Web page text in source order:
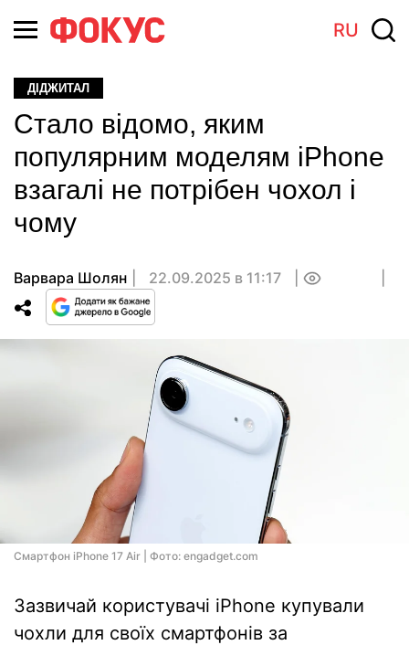
RU
ДІДЖИТАЛ
Стало відомо, яким
популярним моделям iPhone
взагалі не потрібен чохол і
чому
Варвара Шолян 22.09.2025 в 11:17
Смартфон iPhone 17 Air | Фото: engadget.com
Зазвичай користувачі iPhone купували
чохли для своїх смартфонів за